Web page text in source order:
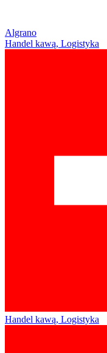
Algrano
Handel kawą, Logistyka
Handel kawą, Logistyka